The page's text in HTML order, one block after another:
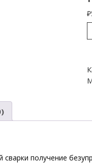
₽
получение